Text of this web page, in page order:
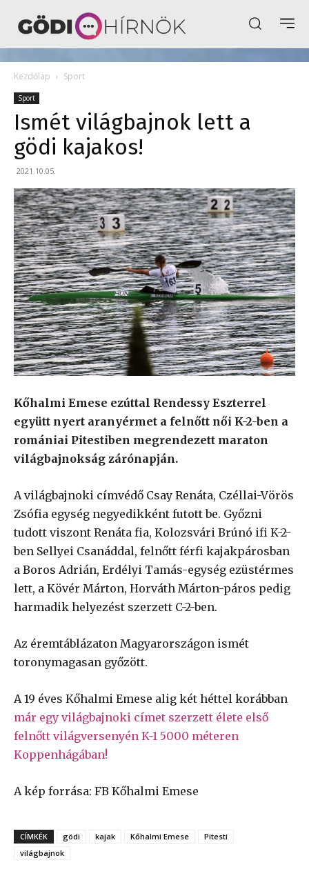
Kezdőlap Sport
Sport
Ismét világbajnok lett a
gödi kajakos!
2021.10.05.
Kőhalmi Emese ezúttal Rendessy Eszterrel
együtt nyert aranyérmet a felnőtt női K-2-ben a
romániai Pitestiben megrendezett maraton
világbajnokság zárónapján.
A világbajnoki címvédő Csay Renáta, Czéllai-Vörös
Zsófia egység negyedikként futott be. Győzni
tudott viszont Renáta fia, Kolozsvári Brúnó ifi K-2-
ben Sellyei Csanáddal, felnőtt férfi kajakpárosban
a Boros Adrián, Erdélyi Tamás-egység ezüstérmes
lett, a Kövér Márton, Horváth Márton-páros pedig
harmadik helyezést szerzett C-2-ben.
Az éremtáblázaton Magyarországon ismét
toronymagasan győzött.
A 19 éves Kőhalmi Emese alig két héttel korábban
már egy világbajnoki címet szerzett élete első
felnőtt világversenyén K-1 5000 méteren
Koppenhágában!
A kép forrása: FB Kőhalmi Emese
CÍMKÉK gödi kajak Kőhalmi Emese
Pitesti
világbajnok